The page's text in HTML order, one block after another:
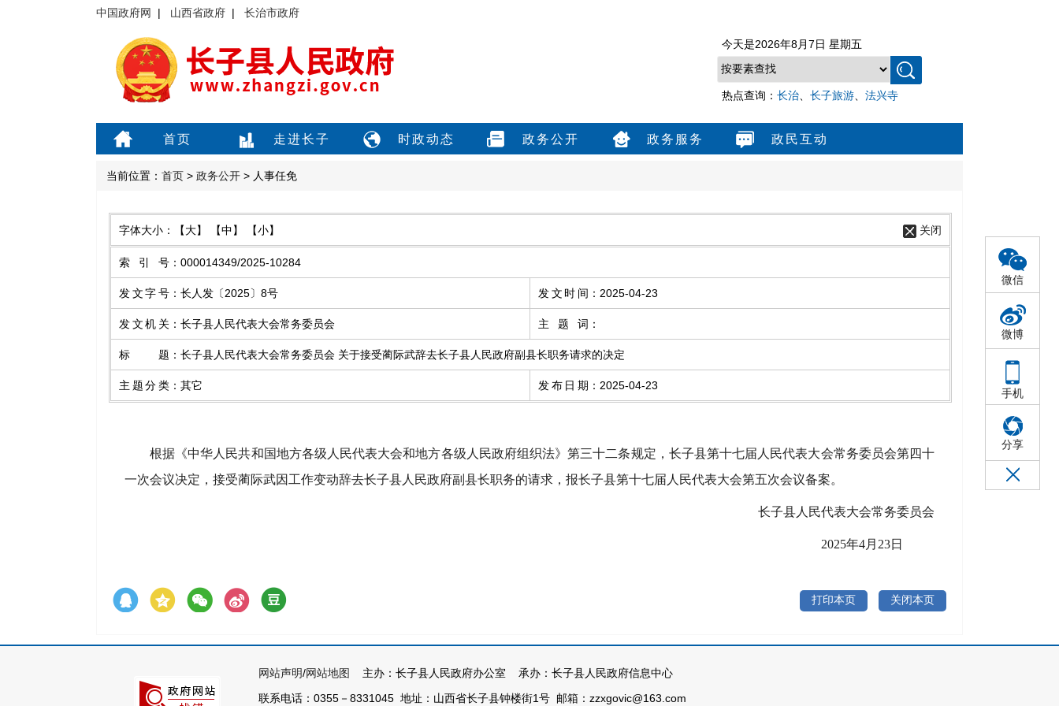
微信
微博
手机
分享
中国政府网 | 山西省政府 | 长治市政府
今天是2026年8月7日 星期五
热点查询： 长治 长子旅游 法兴寺
首页 走进长子 时政动态 政务公开 政务服务 政民互动
当前位置： 首页 > 政务公开 > 人事任免
字体大小： 【大】 【中】 【小】 关闭
索引号 ： 000014349/2025-10284
发文字号 ： 长人发〔2025〕8号 发文时间 ： 2025-04-23
发文机关 ： 长子县人民代表大会常务委员会 主题词 ：
标题 ： 长子县人民代表大会常务委员会 关于接受蔺际武辞去长子县人民政府副县长职务请求的决定
主题分类 ： 其它 发布日期 ： 2025-04-23
根据 《中华人民共和国地方各级人民代表大会和地方各级人民政府组织法》第三十二条规定， 长子县第十七届人民代表大会常务委员会第四十
一次会议决定 ， 接受蔺际武因 工作变动辞去长子县人民政府副县长职务的请求，报长子县第十七届人民代表大会第五次会议备案。
长子县人民代表大会常务委员会
2025年4月 23日
打印本页 关闭本页
网站声明/网站地图
主办：长子县人民政府办公室 承办：长子县人民政府信息中心
联系电话：0355－8331045 地址：山西省长子县钟楼街1号 邮箱：zzxgovic@163.com